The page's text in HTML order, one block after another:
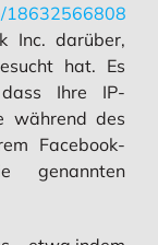
Inc. darüber,
hat. Es
Ihre IP-
während des
Facebook-
genannten